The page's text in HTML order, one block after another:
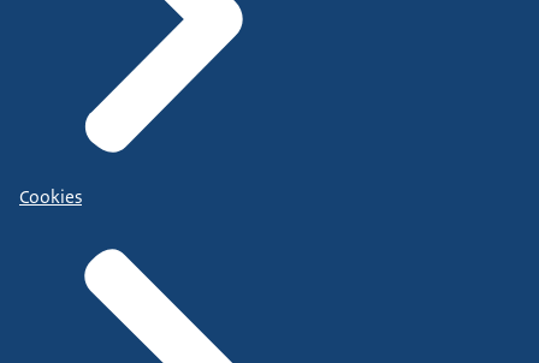
Cookies